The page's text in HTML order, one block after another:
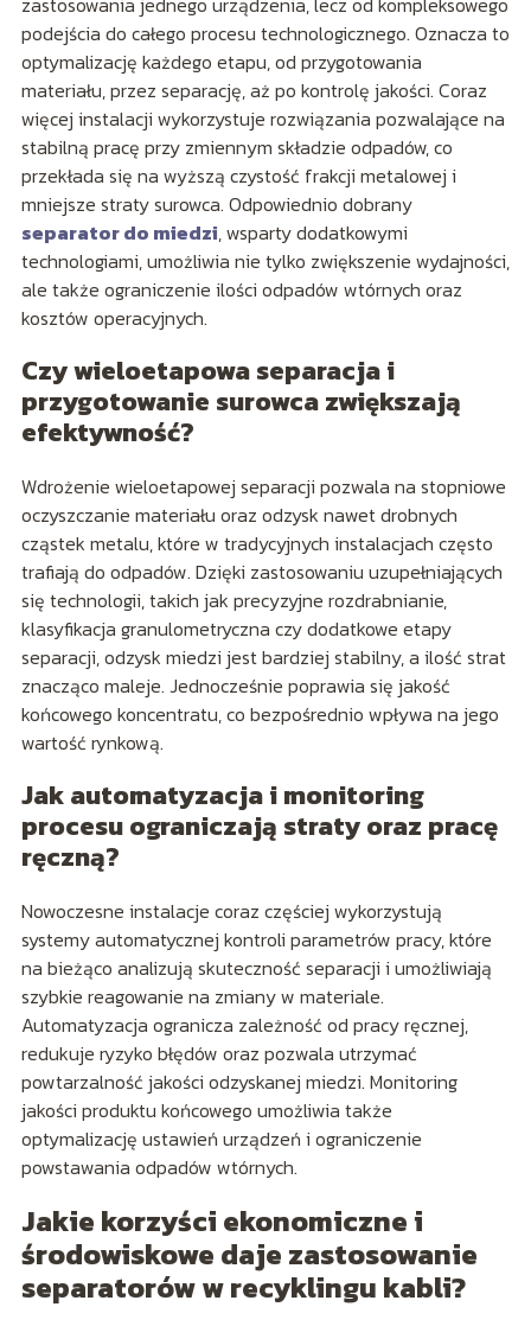
podejścia do całego procesu technologicznego. Oznacza to
optymalizację każdego etapu, od przygotowania
materiału, przez separację, aż po kontrolę jakości. Coraz
więcej instalacji wykorzystuje rozwiązania pozwalające na
stabilną pracę przy zmiennym składzie odpadów, co
przekłada się na wyższą czystość frakcji metalowej i
mniejsze straty surowca. Odpowiednio dobrany
separator do miedzi, wsparty dodatkowymi
technologiami, umożliwia nie tylko zwiększenie wydajności,
ale także ograniczenie ilości odpadów wtórnych oraz
kosztów operacyjnych.
Czy wieloetapowa separacja i
przygotowanie surowca zwiększają
efektywność?
Wdrożenie wieloetapowej separacji pozwala na stopniowe
oczyszczanie materiału oraz odzysk nawet drobnych
cząstek metalu, które w tradycyjnych instalacjach często
trafiają do odpadów. Dzięki zastosowaniu uzupełniających
się technologii, takich jak precyzyjne rozdrabnianie,
klasyfikacja granulometryczna czy dodatkowe etapy
separacji, odzysk miedzi jest bardziej stabilny, a ilość strat
znacząco maleje. Jednocześnie poprawia się jakość
końcowego koncentratu, co bezpośrednio wpływa na jego
wartość rynkową.
Jak automatyzacja i monitoring
procesu ograniczają straty oraz pracę
ręczną?
Nowoczesne instalacje coraz częściej wykorzystują
systemy automatycznej kontroli parametrów pracy, które
na bieżąco analizują skuteczność separacji i umożliwiają
szybkie reagowanie na zmiany w materiale.
Automatyzacja ogranicza zależność od pracy ręcznej,
redukuje ryzyko błędów oraz pozwala utrzymać
powtarzalność jakości odzyskanej miedzi. Monitoring
jakości produktu końcowego umożliwia także
optymalizację ustawień urządzeń i ograniczenie
powstawania odpadów wtórnych.
Jakie korzyści ekonomiczne i
środowiskowe daje zastosowanie
separatorów w recyklingu kabli?